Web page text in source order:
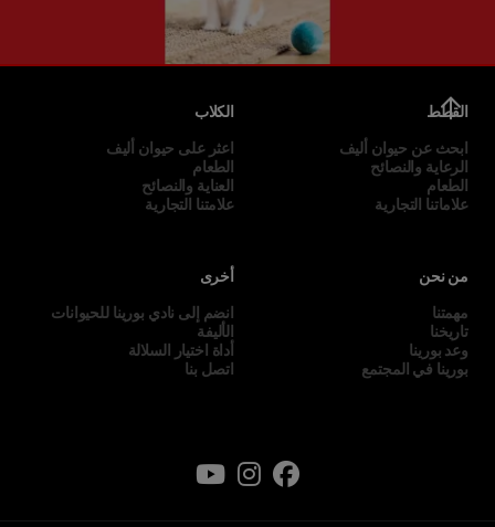
القطط
ابحث عن حيوان أليف
الرعاية والنصائح
الطعام
علاماتنا التجارية
الكلاب
اعثر على حيوان أليف
الطعام
العناية والنصائح
علامتنا التجارية
من نحن
مهمتنا
تاريخنا
وعد بورينا
بورينا في المجتمع
أخرى
انضم إلى نادي بورينا للحيوانات
الأليفة
أداة اختيار السلالة
اتصل بنا